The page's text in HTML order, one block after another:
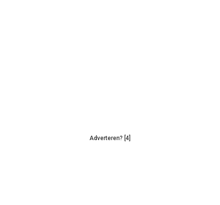
Adverteren? [4]